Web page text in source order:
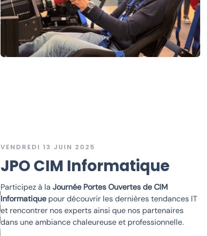
VENDREDI 13 JUIN 2025
JPO CIM Informatique
Participez à la Journée Portes Ouvertes de CIM
Informatique pour découvrir les dernières tendances IT
et rencontrer nos experts ainsi que nos partenaires
dans une ambiance chaleureuse et professionnelle.